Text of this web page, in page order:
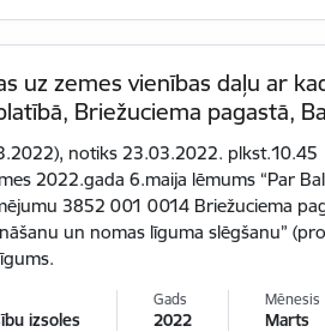
uz zemes vienības daļu ar
Briežuciema pagastā,
notiks 23.03.2022. plkst.10.45
2022.gada 6.maija lēmums “Par
3852 001 0014 Briežuciema
un nomas līguma slēgšanu”
izsoles
Gads
2022
Mēnesis
Marts